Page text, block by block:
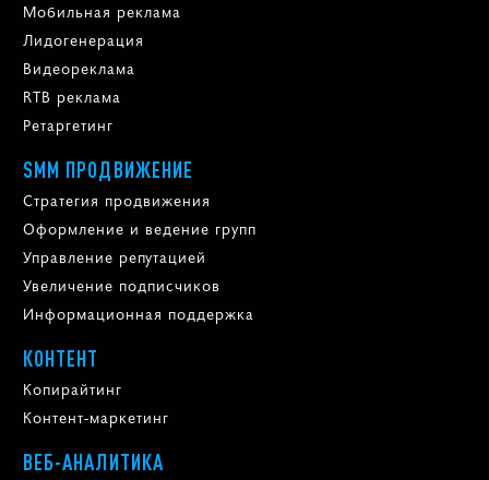
Мобильная реклама
Лидогенерация
Видеореклама
RTB реклама
Ретаргетинг
SMM ПРОДВИЖЕНИЕ
Стратегия продвижения
Оформление и ведение групп
Управление репутацией
Увеличение подписчиков
Информационная поддержка
КОНТЕНТ
Копирайтинг
Контент-маркетинг
ВЕБ-АНАЛИТИКА